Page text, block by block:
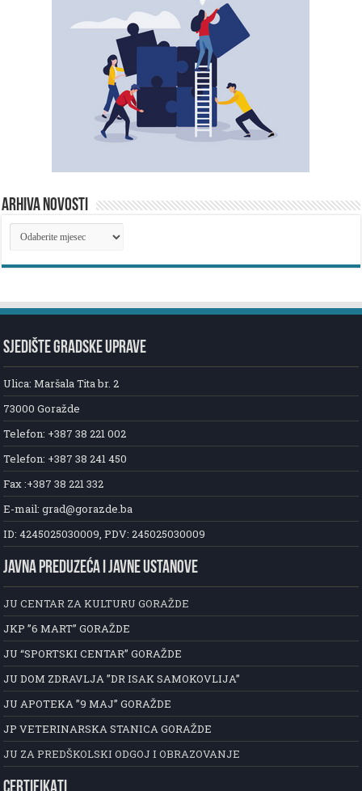
ARHIVA NOVOSTI
ARHIVA
NOVOSTI
SJEDIŠTE GRADSKE UPRAVE
Ulica: Maršala Tita br. 2
73000 Goražde
Telefon: +387 38 221 002
Telefon: +387 38 241 450
Fax :+387 38 221 332
E-mail: grad@gorazde.ba
ID: 4245025030009, PDV: 245025030009
JAVNA PREDUZEĆA I JAVNE USTANOVE
JU CENTAR ZA KULTURU GORAŽDE
JKP ”6 MART” GORAŽDE
JU “SPORTSKI CENTAR” GORAŽDE
JU DOM ZDRAVLJA ”DR ISAK SAMOKOVLIJA”
JU APOTEKA ”9 MAJ” GORAŽDE
JP VETERINARSKA STANICA GORAŽDE
JU ZA PREDŠKOLSKI ODGOJ I OBRAZOVANJE